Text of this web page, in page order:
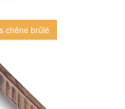
chêne brûlé